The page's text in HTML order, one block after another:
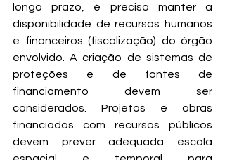
longo prazo, é preciso manter a
disponibilidade de recursos humanos
e financeiros (fiscalização) do órgão
envolvido. A criação de sistemas de
proteções e de fontes de
financiamento devem ser
considerados. Projetos e obras
financiados com recursos públicos
devem prever adequada escala